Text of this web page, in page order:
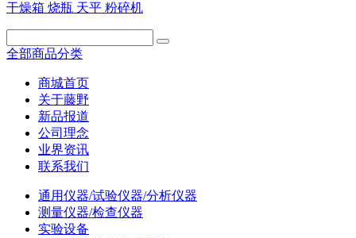
干燥箱 烧瓶 天平 粉碎机
全部商品分类
商城首页
关于藤野
新品报道
公司理念
业界资讯
联系我们
通用仪器/试验仪器/分析仪器
测量仪器/检查仪器
实验设备